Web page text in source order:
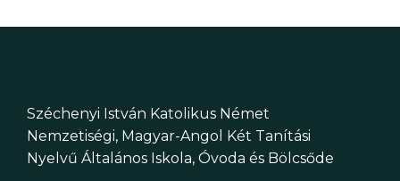
Széchenyi István Katolikus Német
Nemzetiségi, Magyar-Angol Két Tanítási
Nyelvű Általános Iskola, Óvoda és Bölcsőde